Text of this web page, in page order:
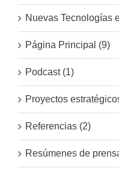
Nuevas Tecnologías
Página Principal (9)
Podcast (1)
Proyectos
Referencias (2)
Resúmenes de